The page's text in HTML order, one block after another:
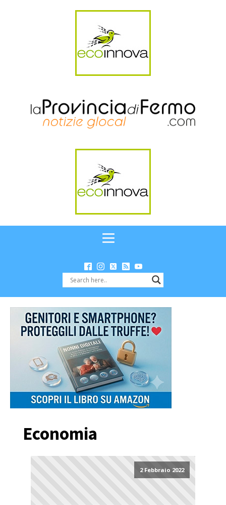
Economia
2 Febbraio 2022